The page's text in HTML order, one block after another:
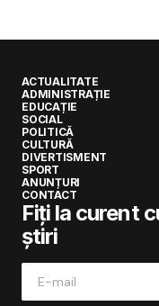
ACTUALITATE
ADMINISTRAȚIE
EDUCAȚIE
SOCIAL
POLITICĂ
CULTURĂ
DIVERTISMENT
SPORT
ANUNȚURI
CONTACT
Fiți la curent
știri